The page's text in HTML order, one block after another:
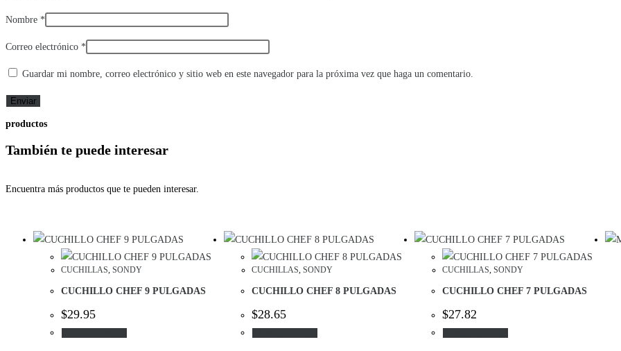
Nombre *
Correo electrónico *
Guardar mi nombre, correo electrónico y sitio web en este navegador para la próxima vez que haga un comentario.
productos
También te puede interesar
Encuentra más productos que te pueden interesar.
CUCHILLAS, SONDY
CUCHILLO CHEF 9 PULGADAS
$29.95
CUCHILLAS, SONDY
CUCHILLO CHEF 8 PULGADAS
$28.65
CUCHILLAS, SONDY
CUCHILLO CHEF 7 PULGADAS
$27.82